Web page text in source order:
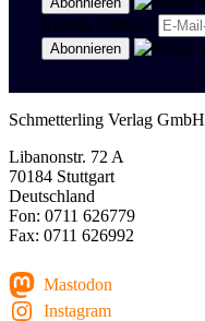
Region Stuttgart
Schmetterling Verlag GmbH
Libanonstr. 72 A
70184 Stuttgart
Deutschland
Fon: 0711 626779
Fax: 0711 626992
Mastodon
Instagram